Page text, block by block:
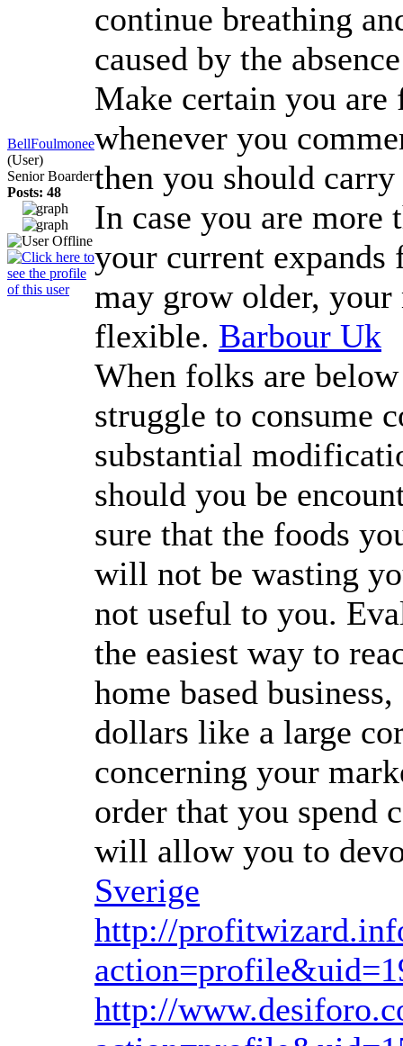
BellFoulmonee
(User)
Senior Boarder
Posts: 48
continue breathing
caused by the
Make certain you
whenever you
then you should
In case you are more
your current expands
may grow older, your
flexible. Barbour Uk
When folks are
struggle to consume
substantial
should you be
sure that the foods
will not be wasting
not useful to you.
the easiest way to
home based
dollars like a large
concerning your
order that you spend
will allow you to
Sverige
http://
http://